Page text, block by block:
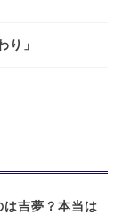
り」
は吉夢？本当は